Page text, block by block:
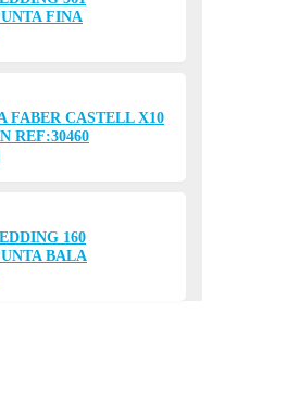
FINA
FABER CASTELL X10
REF:30460
160
BALA